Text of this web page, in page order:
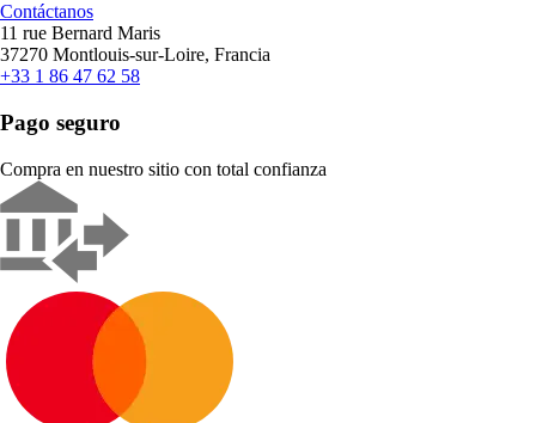
Contáctanos
11 rue Bernard Maris
37270 Montlouis-sur-Loire, Francia
+33 1 86 47 62 58
Pago seguro
Compra en nuestro sitio con total confianza